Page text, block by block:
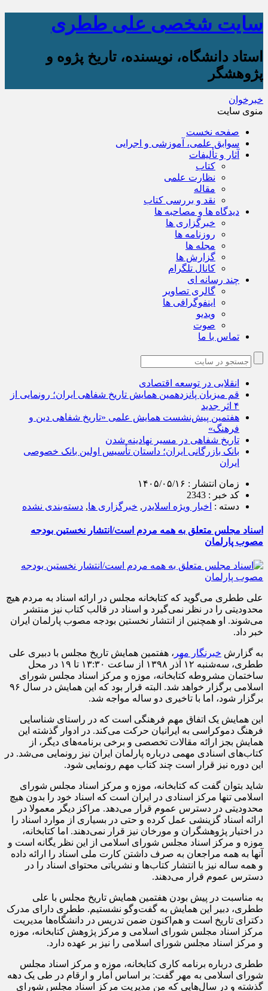
سایت شخصی علی ططری
استاد دانشگاه، نویسنده، تاریخ پژوه و
پژوهشگر
خبرخوان
منوی سایت
صفحه نخست
سوابق علمی، آموزشی و اجرایی
آثار و تألیفات
کتاب
نظارت علمی
مقاله
نقد و بررسی کتاب
دیدگاه ها و مصاحبه ها
خبرگزاری ها
روزنامه ها
مجله ها
گزارش ها
کانال تلگرام
چند رسانه ای
گالری تصاویر
اینفوگرافی ها
ویدیو
صوت
تماس با ما
انقلابی در توسعه اقتصادی
قم میزبان پانزدهمین همایش تاریخ شفاهی ایران؛ رونمایی از
۴ اثر جدید
هفتمین پیش‌نشست همایش علمی «تاریخ شفاهی دین و
فرهنگ»
تاریخ شفاهی در مسیر نهادینه شدن
بانک بازرگانی ایران؛ داستان تأسیس اولین بانک خصوصی
ایران
زمان انتشار : ۱۴۰۵/۰۵/۱۶
کد خبر : 2343
دسته : اخبار ویژه اسلایدر , خبرگزاری ها, دسته‌بندی نشده
اسناد مجلس متعلق به همه مردم است/انتشار نخستین بودجه
مصوب پارلمان
علی ططری می‌گوید که کتابخانه مجلس در ارائه اسناد به مردم هیچ
محدودیتی را در نظر نمی‌گیرد و اسناد در قالب کتاب نیز منتشر
می‌شوند. او همچنین از انتشار نخستین بودجه مصوب پارلمان ایران
خبر داد.
به گزارش خبرنگار مهر ، هفتمین همایش تاریخ مجلس با دبیری علی
ططری، سه‌شنبه ۱۲ آذر ۱۳۹۸ از ساعت ۱۳:۳۰ تا ۱۹ در محل
ساختمان مشروطه کتابخانه، موزه و مرکز اسناد مجلس شورای
اسلامی برگزار خواهد شد. البته قرار بود که این همایش در سال ۹۶
برگزار شود، اما با تاخیری دو ساله مواجه شد.
این همایش یک اتفاق مهم فرهنگی است که در راستای شناسایی
فرهنگ دموکراسی به ایرانیان حرکت می‌کند. در ادوار گذشته این
همایش بجز ارائه مقالات تخصصی و برخی برنامه‌های دیگر، از
کتاب‌های اسنادی مهمی درباره پارلمان ایران نیز رونمایی می‌شد. در
این دوره نیز قرار است چند کتاب مهم رونمایی شود.
شاید بتوان گفت که کتابخانه، موزه و مرکز اسناد مجلس شورای
اسلامی تنها مرکز اسنادی در ایران است که اسناد خود را بدون هیچ
محدودیتی در دسترس عموم قرار می‌دهد. مراکز دیگر معمولا در
ارائه اسناد گزینشی عمل کرده و حتی در بسیاری از موارد اسناد را
در اختیار پژوهشگران و مورخان نیز قرار نمی‌دهند. اما کتابخانه،
موزه و مرکز اسناد مجلس شورای اسلامی از این نظر یگانه است و
آنها به همه مراجعان به صرف داشتن کارت ملی اسناد را ارائه داده
و همه ساله نیز با انتشار کتاب‌ها و نشریاتی محتوای اسناد را در
دسترس عموم قرار می‌دهند.
به مناسبت در پیش بودن هفتمین همایش تاریخ مجلس با علی
ططری، دبیر این همایش به گفت‌وگو نشستیم. ططری دارای مدرک
دکترای تاریخ است و هم‌اکنون ضمن تدریس در دانشگاه‌ها مدیریت
مرکز اسناد مجلس شورای اسلامی و مرکز پژوهش کتابخانه، موزه
و مرکز اسناد مجلس شورای اسلامی را نیز بر عهده دارد.
ططری درباره برنامه کاری کتابخانه، موزه و مرکز اسناد مجلس
شورای اسلامی به مهر گفت: بر اساس آمار و ارقام در طی یک دهه
گذشته و در سال‌هایی که من مدیریت مرکز اسناد مجلس شورای